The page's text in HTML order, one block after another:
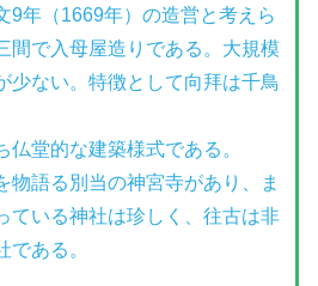
年（1669年）の造営と考えら
間で入母屋造りである。大規模
少ない。特徴として向拜は千鳥
堂的な建築様式である。
語る別当の神宮寺があり、ま
ている神社は珍しく、往古は非
ある。